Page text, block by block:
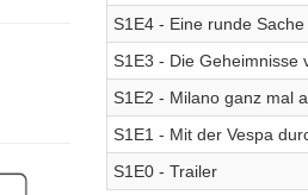
S1E4 - Eine runde
S1E3 - Die Geheimnisse
S1E2 - Milano ganz mal
S1E1 - Mit der Vespa
S1E0 - Trailer